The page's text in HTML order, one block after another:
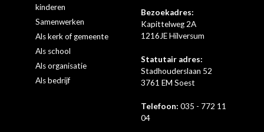
kinderen
Samenwerken
Als kerk of gemeente
Als school
Als organisatie
Als bedrijf
Bezoekadres:
Kapittelweg 2A
1216JE Hilversum
Statutair adres:
Stadhouderslaan 52
3761 EM Soest
Telefoon: 035 - 772 11
04